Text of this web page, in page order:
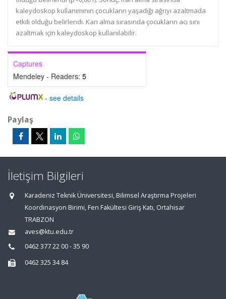
kaleydoskop kullanımının çocukların yaşadığı ağrıyı azaltmada
etkili olduğu belirlendi. Kan alma sırasında çocukların acı sını
azaltmak için kaleydoskop kullanılabilir.
Captures
Mendeley - Readers: 5
- see details
Paylaş
İletişim Bilgileri
Karadeniz Teknik Üniversitesi, Bilimsel Araştırma Projeleri
Koordinasyon Birimi, Fen Fakültesi Giriş Katı, Ortahisar
TRABZON
aves@ktu.edu.tr
0462 377 22 00 - 35 90
0462 325 34 84